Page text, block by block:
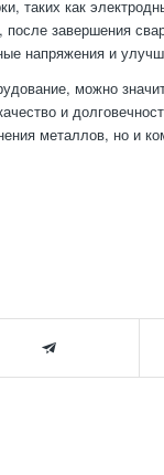
таких как
завершения
напряжения и
можно
и
металлов, но и